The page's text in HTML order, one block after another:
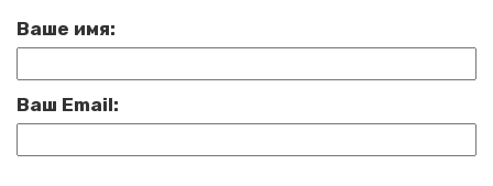
Ваше имя:
Ваш Email: